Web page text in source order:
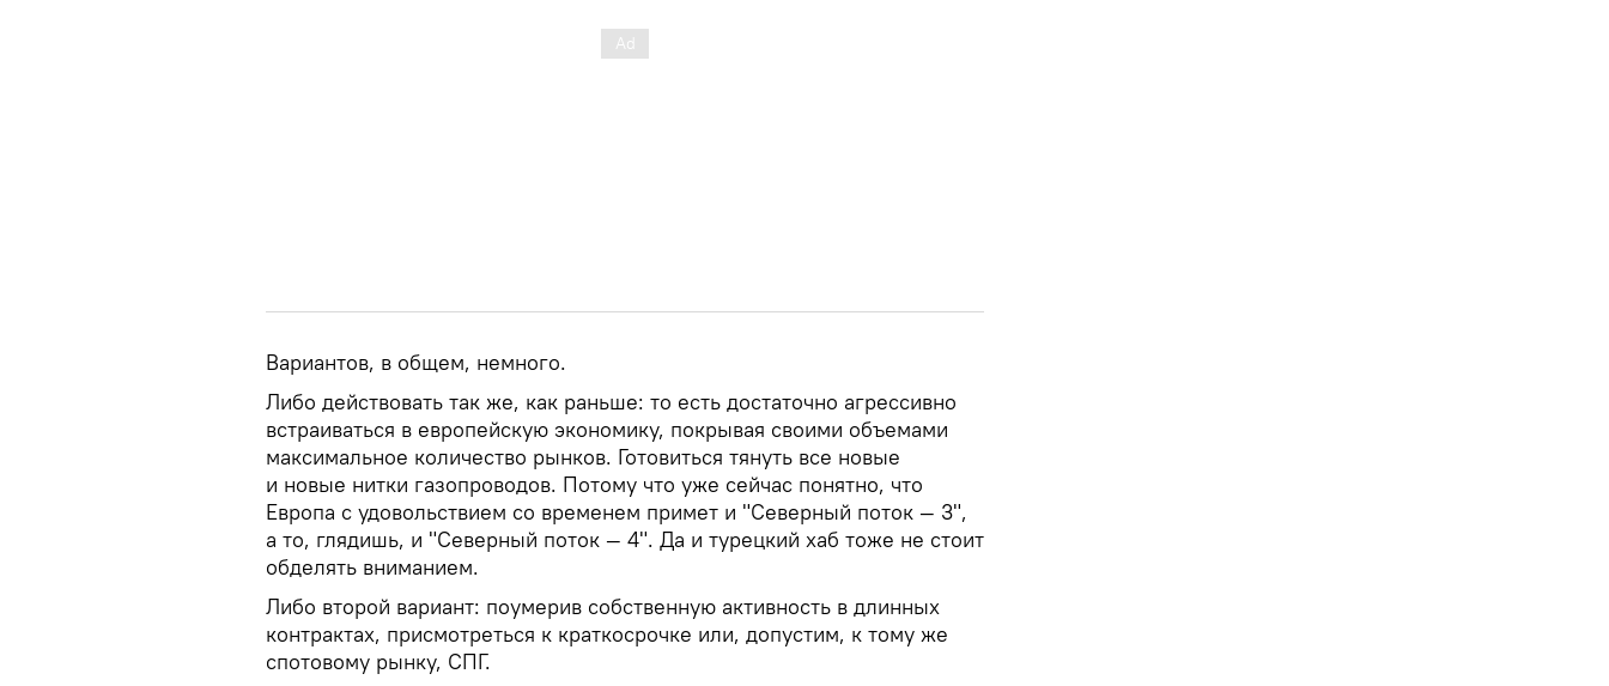
Вариантов, в общем, немного.
Либо действовать так же, как раньше: то есть достаточно агрессивно
встраиваться в европейскую экономику, покрывая своими объемами
максимальное количество рынков. Готовиться тянуть все новые
и новые нитки газопроводов. Потому что уже сейчас понятно, что
Европа с удовольствием со временем примет и "Северный поток — 3",
а то, глядишь, и "Северный поток — 4". Да и турецкий хаб тоже не стоит
обделять вниманием.
Либо второй вариант: поумерив собственную активность в длинных
контрактах, присмотреться к краткосрочке или, допустим, к тому же
спотовому рынку, СПГ.